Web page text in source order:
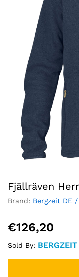
Fjällräven
Brand: Bergzeit DE /
€126,20
Sold By: BERGZEIT